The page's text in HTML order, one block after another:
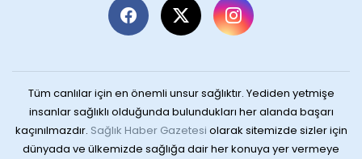
Tüm canlılar için en önemli unsur sağlıktır. Yediden yetmişe
insanlar sağlıklı olduğunda bulundukları her alanda başarı
kaçınılmazdır. Sağlık Haber Gazetesi olarak sitemizde sizler için
dünyada ve ülkemizde sağlığa dair her konuya yer vermeye